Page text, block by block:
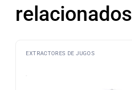
relacionados
EXTRACTORES DE JUGOS